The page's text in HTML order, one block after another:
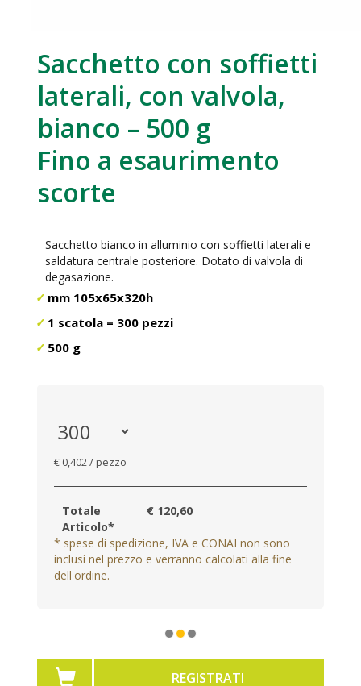
Sacchetto con soffietti
laterali, con valvola,
bianco – 500 g
Fino a esaurimento
scorte
Sacchetto bianco in alluminio con soffietti laterali e
saldatura centrale posteriore. Dotato di valvola di
degasazione.
mm 105x65x320h
1 scatola = 300 pezzi
500 g
€ 0,402 / pezzo
Totale
Articolo*
€ 120,60
* spese di spedizione, IVA e CONAI non sono
inclusi nel prezzo e verranno calcolati alla fine
dell'ordine.
REGISTRATI